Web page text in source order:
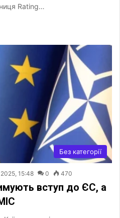
Rating…
Без категорії
15:48 0 470
вступ до ЄС, а